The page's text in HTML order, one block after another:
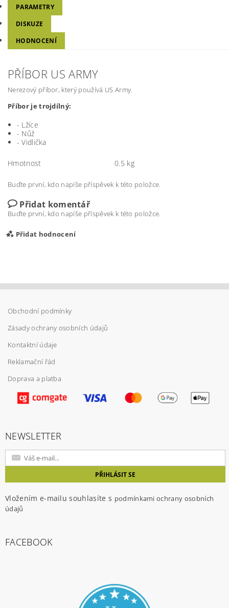
PARAMETRY
DISKUZE
HODNOCENÍ
PŘÍBOR US ARMY
Nerezový příbor, který používá US Army.
Příbor je trojdílný:
- Lžíce
- Nůž
- Vidlička
Hmotnost 0.5 kg
Buďte první, kdo napíše příspěvek k této položce.
Přidat komentář
Buďte první, kdo napíše příspěvek k této položce.
Přidat hodnocení
Vložením hodnocení souhlasíte spodmínkami
ochrany osobních údajů
Obchodní podmínky
Zásady ochrany osobních údajů
Kontaktní údaje
Reklamační řád
Doprava a platba
NEWSLETTER
Vložením e-mailu souhlasíte s podmínkami ochrany osobních
údajů
FACEBOOK